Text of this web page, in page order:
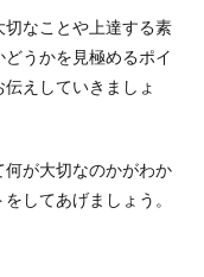
なことや上達する素
うかを見極めるポイ
えしていきましょ
が大切なのかがわか
してあげましょう。